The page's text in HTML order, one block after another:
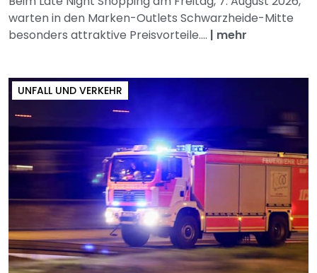
warten in den Marken-Outlets Schwarzheide-Mitte
besonders attraktive Preisvorteile.... | mehr
UNFALL UND VERKEHR